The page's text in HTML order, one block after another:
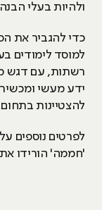
ולהיות בעלי
כדי להגביר את
למוסד לימודים
רשתות, עם דגש
ידע מעשי
להצטיינות
'חממה' הורידו